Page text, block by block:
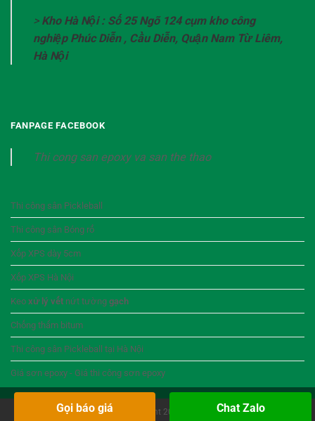
> Kho Hà Nội : Số 25 Ngõ 124 cụm kho công
nghiệp Phúc Diễn , Cầu Diễn, Quận Nam Từ Liêm,
Hà Nội
FANPAGE FACEBOOK
Thi cong san epoxy va san the thao
Thi công sân Pickleball
Thi công sân Bóng rổ
Xốp XPS dày 5cm
Xốp XPS Hà Nội
Keo xử lý vết nứt tường gạch
Chống thấm bitum
Thi công sân Pickleball tại Hà Nội
Giá sơn epoxy - Giá thi công sơn epoxy
Copyright 2026 © Chat Zalo
Gọi báo giá